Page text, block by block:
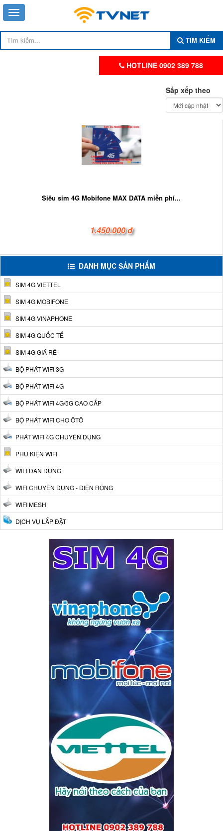
TÌM KIẾM
HOTLINE 0902 389 788
Sắp xếp theo
Siêu sim 4G Mobifone MAX DATA miễn phí...
1.450.000 đ
DANH MỤC SẢN PHẨM
SIM 4G VIETTEL
SIM 4G MOBIFONE
SIM 4G VINAPHONE
SIM 4G QUỐC TẾ
SIM 4G GIÁ RẺ
BỘ PHÁT WIFI 3G
BỘ PHÁT WIFI 4G
BỘ PHÁT WIFI 4G/5G CAO CẤP
BỘ PHÁT WIFI CHO ÔTÔ
PHÁT WIFI 4G CHUYÊN DỤNG
PHỤ KIỆN WIFI
WIFI DÂN DỤNG
WIFI CHUYÊN DỤNG - DIỆN RỘNG
WIFI MESH
DỊCH VỤ LẮP ĐẶT